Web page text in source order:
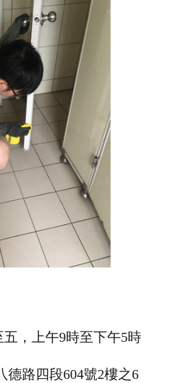
，上午9時至下午5時
德路四段604號2樓之6